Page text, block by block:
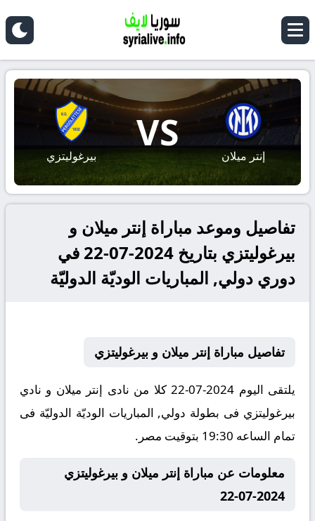
إنتر ميلان
VS
بيرغوليتزي
تفاصيل وموعد مباراة إنتر ميلان و
بيرغوليتزي بتاريخ 2024-07-22 في
دوري دولي, المباريات الوديّة الدوليّة
تفاصيل مباراة إنتر ميلان و بيرغوليتزي
يلتقى اليوم 2024-07-22 كلا من نادى إنتر ميلان و نادي
بيرغوليتزي فى بطولة دولي, المباريات الوديّة الدوليّة فى
تمام الساعه 19:30 بتوقيت مصر.
معلومات عن مباراة إنتر ميلان و بيرغوليتزي
2024-07-22